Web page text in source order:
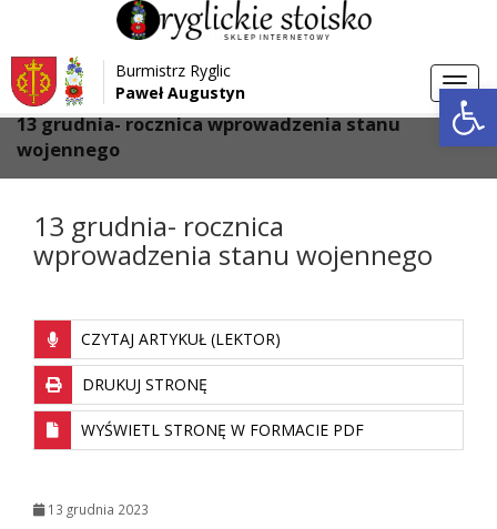
Przejdź do menu
Przejdź do głównej treści strony
Przejdź do stopki strony
Burmistrz Ryglic
Paweł Augustyn
Strona główna > Aktualności
13 grudnia- rocznica wprowadzenia stanu
wojennego
13 grudnia- rocznica
wprowadzenia stanu wojennego
CZYTAJ ARTYKUŁ (LEKTOR)
DRUKUJ STRONĘ
WYŚWIETL STRONĘ W FORMACIE PDF
13 grudnia 2023